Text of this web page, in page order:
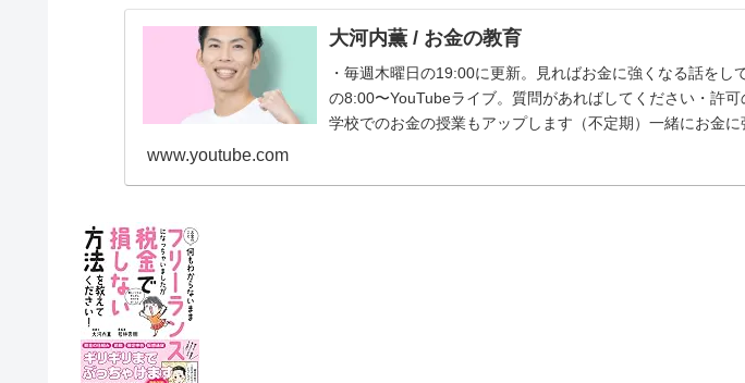
大河内薫 / お金の教育
・毎週木曜日の19:00に更新。見ればお金に強くなる話をし
の8:00〜YouTubeライブ。質問があればしてください・許可
学校でのお金の授業もアップします（不定期）一緒にお金に
www.youtube.com